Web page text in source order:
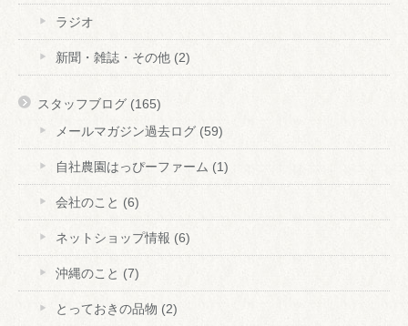
ラジオ
新聞・雑誌・その他 (2)
スタッフブログ (165)
メールマガジン過去ログ (59)
自社農園はっぴーファーム (1)
会社のこと (6)
ネットショップ情報 (6)
沖縄のこと (7)
とっておきの品物 (2)